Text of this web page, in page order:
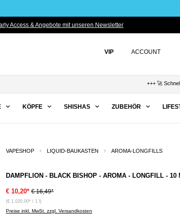
Access & Angebote mit unseren Newsletter
VIP ACCOUNT
+++ 🚀 Schneller
KÖPFE SHISHAS ZUBEHÖR
VAPESHOP LIQUID-BAUKASTEN AROMA-LONGFILLS
DAMPFLION - BLACK BISHOP - AROMA - LONGFILL - 10
€ 10,20* € 16,49*
(€ 1.020,00* / 1 l)
Preise inkl. MwSt. zzgl. Versandkosten